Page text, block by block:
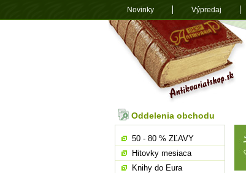
Oddelenia obchodu
50 - 80 % ZĽAVY
Hitovky mesiaca
Knihy do Eura
Novinky Výpredaj